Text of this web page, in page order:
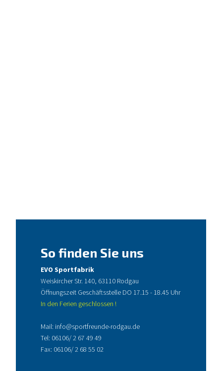
So finden Sie uns
EVO Sportfabrik
Weiskircher Str. 140, 63110 Rodgau
Öffnungszeit Geschäftsstelle DO 17.15 - 18.45 Uhr
In den Ferien geschlossen !
Mail: info@sportfreunde-rodgau.de
Tel: 06106/ 2 67 49 49
Fax: 06106/ 2 68 55 02